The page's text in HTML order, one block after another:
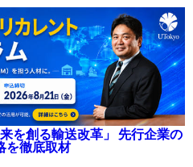
を創る輸送改革」 先行企業の
を徹底取材